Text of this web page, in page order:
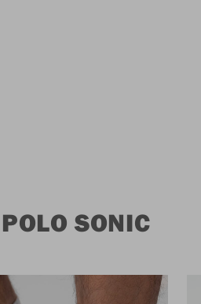
SONIC